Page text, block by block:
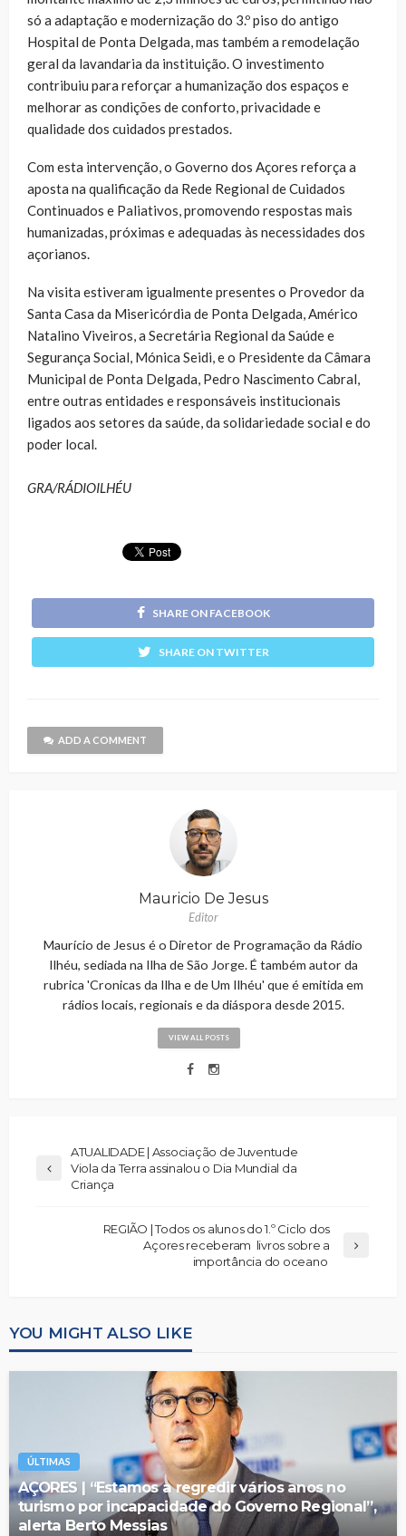
só a adaptação e modernização do 3.º piso do antigo
Hospital de Ponta Delgada, mas também a remodelação
geral da lavandaria da instituição. O investimento
contribuiu para reforçar a humanização dos espaços e
melhorar as condições de conforto, privacidade e
qualidade dos cuidados prestados.
Com esta intervenção, o Governo dos Açores reforça a
aposta na qualificação da Rede Regional de Cuidados
Continuados e Paliativos, promovendo respostas mais
humanizadas, próximas e adequadas às necessidades dos
açorianos.
Na visita estiveram igualmente presentes o Provedor da
Santa Casa da Misericórdia de Ponta Delgada, Américo
Natalino Viveiros, a Secretária Regional da Saúde e
Segurança Social, Mónica Seidi, e o Presidente da Câmara
Municipal de Ponta Delgada, Pedro Nascimento Cabral,
entre outras entidades e responsáveis institucionais
ligados aos setores da saúde, da solidariedade social e do
poder local.
GRA/RÁDIOILHÉU
SHARE ON FACEBOOK
SHARE ON TWITTER
ADD A COMMENT
Mauricio De Jesus
Editor
Maurício de Jesus é o Diretor de Programação da Rádio
Ilhéu, sediada na Ilha de São Jorge. É também autor da
rubrica 'Cronicas da Ilha e de Um Ilhéu' que é emitida em
rádios locais, regionais e da diáspora desde 2015.
VIEW ALL POSTS
ATUALIDADE | Associação de Juventude
Viola da Terra assinalou o Dia Mundial da
Criança
REGIÃO | Todos os alunos do 1.º Ciclo dos
Açores receberam livros sobre a
importância do oceano
YOU MIGHT ALSO LIKE
ÚLTIMAS
AÇORES | “Estamos a regredir vários anos no
turismo por incapacidade do Governo Regional”,
alerta Berto Messias